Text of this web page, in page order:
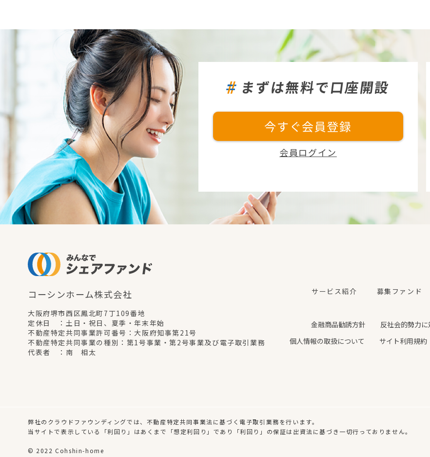
まずは無料で口座開設
今すぐ会員登録
会員ログイン
コーシンホーム株式会社
大阪府堺市西区鳳北町7丁109番地
定休日 ：土日・祝日、夏季・年末年始
不動産特定共同事業許可番号：大阪府知事第21号
不動産特定共同事業の種別：第1号事業・第2号事業及び電子取引業務
代表者 ：南 相太
サービス紹介 募集ファンド
金融商品勧誘方針
反社会的勢力
個人情報の取扱について
サイト利用規約
弊社のクラウドファウンディングでは、不動産特定共同事業法に基づく電子取引業務を行います。
当サイトで表示している「利回り」はあくまで「想定利回り」であり「利回り」の保証は出資法に基づき一切行っておりません。
© 2022 Cohshin-home